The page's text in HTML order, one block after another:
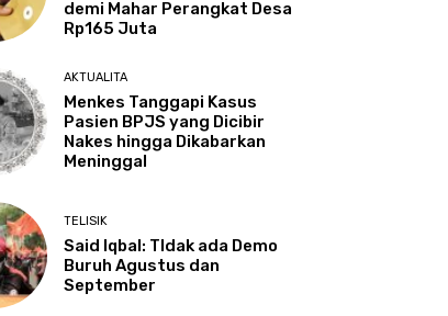
demi Mahar Perangkat Desa
Rp165 Juta
AKTUALITA
Menkes Tanggapi Kasus
Pasien BPJS yang Dicibir
Nakes hingga Dikabarkan
Meninggal
TELISIK
Said Iqbal: TIdak ada Demo
Buruh Agustus dan
September